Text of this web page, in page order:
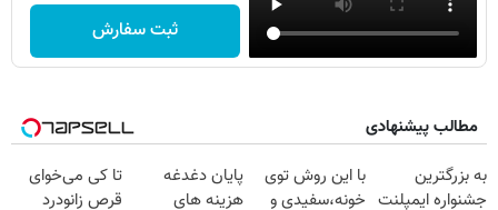
ثبت سفارش
مطالب پیشنهادی
به بزرگترین
جشنواره ایمپلنت
با این روش توی
خونه،سفیدی و
پایان دغدغه
هزینه های
تا کی می‌خوای
قرص زانودرد